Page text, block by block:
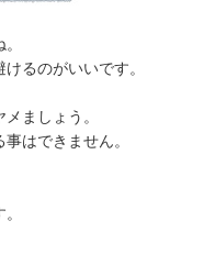
るのがいいです。
ましょう。
はできません。